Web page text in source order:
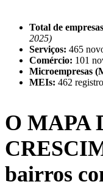
Total de
2025)
Serviços: 465
Comércio: 101
Microempresas
MEIs: 462
O MAPA
bairros